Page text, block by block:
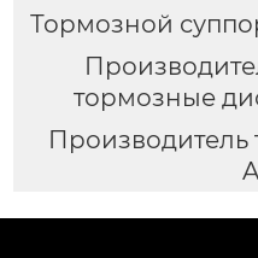
Тормозной
тормозные
Производитель